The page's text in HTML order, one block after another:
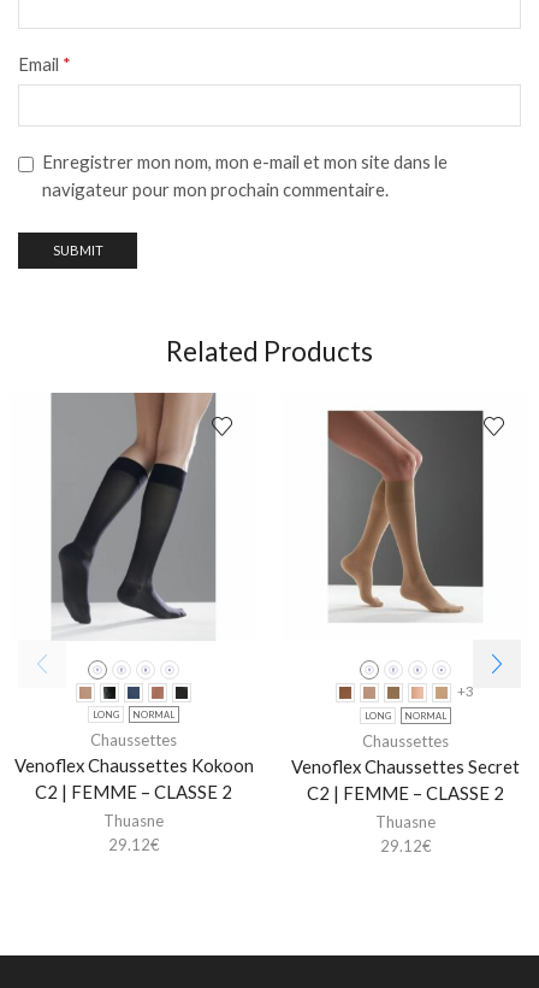
Email *
Enregistrer mon nom, mon e-mail et mon site dans le
navigateur pour mon prochain commentaire.
Related Products
LONG NORMAL
Chaussettes
Venoflex Chaussettes Kokoon
C2 | FEMME – CLASSE 2
Thuasne
29.12€
+3
LONG NORMAL
Chaussettes
Venoflex Chaussettes Secret
C2 | FEMME – CLASSE 2
Thuasne
29.12€